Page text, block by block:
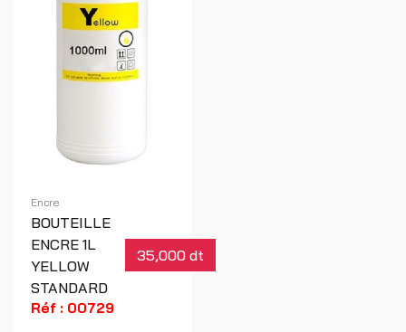
Encre
BOUTEILLE
ENCRE 1L
YELLOW
STANDARD
35,000 dt
Réf : 00729